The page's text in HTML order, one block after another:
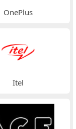
OnePlus
Itel